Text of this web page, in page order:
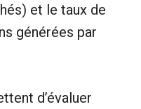
et le taux de
générées par
d’évaluer